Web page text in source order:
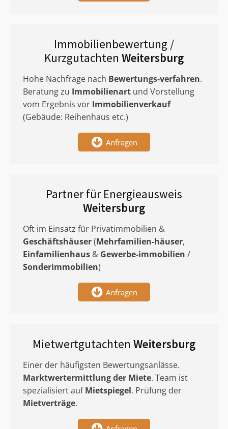
Immobilienbewertung /
Kurzgutachten Weitersburg
Hohe Nachfrage nach Bewertungs-verfahren.
Beratung zu Immobilienart und Vorstellung
vom Ergebnis vor Immobilienverkauf
(Gebäude: Reihenhaus etc.)
Anfragen
Partner für Energieausweis
Weitersburg
Oft im Einsatz für Privatimmobilien &
Geschäftshäuser(Mehrfamilien-häuser,
Einfamilienhaus & Gewerbe-immobilien /
Sonderimmobilien)
Anfragen
Mietwertgutachten Weitersburg
Einer der häufigsten Bewertungsanlässe.
Marktwertermittlungder Miete. Team ist
spezialisiert aufMietspiegel. Prüfung der
Mietverträge.